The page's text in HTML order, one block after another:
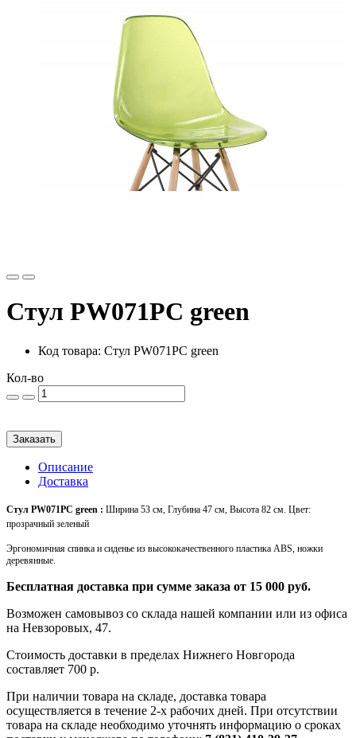
Стул PW071PC green
Код товара: Стул PW071PC green
Кол-во
Заказать
Описание
Доставка
Стул PW071PC green : Ширина 53 см, Глубина 47 см, Высота 82 см. Цвет:
прозрачный зеленый
Эргономичная спинка и сиденье из высококачественного пластика ABS, ножки
деревянные.
Бесплатная доставка при сумме заказа от 15 000 руб.
Возможен самовывоз со склада нашей компании или из офиса
на Невзоровых, 47.
Стоимость доставки в пределах Нижнего Новгорода
составляет 700 р.
При наличии товара на складе, доставка товара
осуществляется в течение 2-х рабочих дней. При отсутствии
товара на складе необходимо уточнять информацию о сроках